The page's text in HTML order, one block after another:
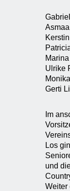
Ulrike
Gerti
Im
Los
und
Weiter